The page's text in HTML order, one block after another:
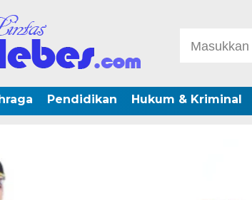
Pendidikan Hukum & Kriminal